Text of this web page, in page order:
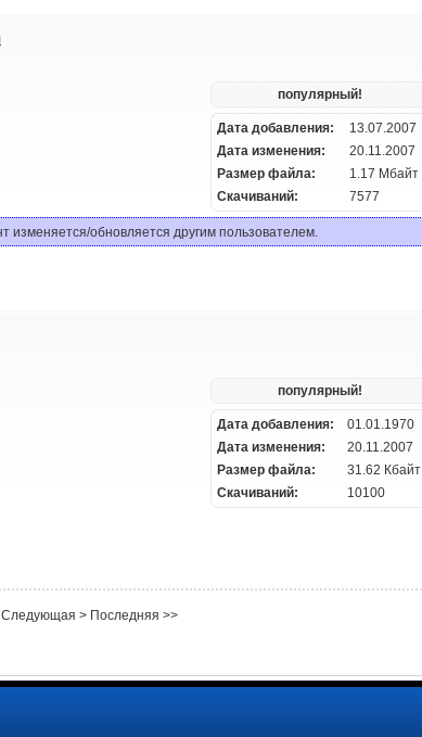
популярный!
Дата добавления:
13.07.2007
Дата изменения:
20.11.2007
Размер файла:
1.17 Мбайт
Скачиваний:
7577
изменяется/обновляется другим пользователем.
популярный!
Дата добавления:
01.01.1970
Дата изменения:
20.11.2007
Размер файла:
31.62 Кбайт
Скачиваний:
10100
Следующая > Последняя >>